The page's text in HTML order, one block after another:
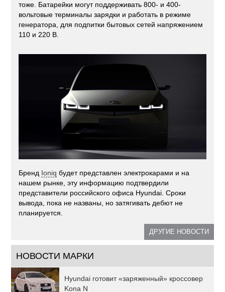
тоже. Батарейки могут поддерживать 800- и 400-
вольтовые терминалы зарядки и работать в режиме
генератора, для подпитки бытовых сетей напряжением
110 и 220 В.
Бренд Ioniq будет представлен электрокарами и на
нашем рынке, эту информацию подтвердили
представители российского офиса Hyundai. Сроки
вывода, пока не названы, но затягивать дебют не
планируется.
ДРУГИЕ НОВОСТИ
НОВОСТИ МАРКИ
Hyundai готовит «заряженный» кроссовер
Kona N